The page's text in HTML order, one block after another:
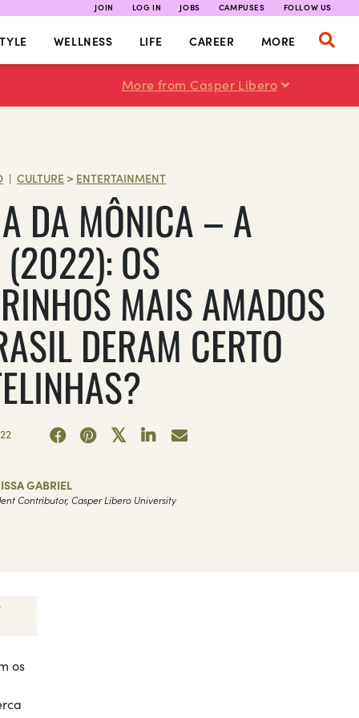
JOIN LOG IN JOBS CAMPUSES FOLLOW US
WELLNESS LIFE CAREER MORE
More from Casper Libero
| CULTURE > ENTERTAINMENT
DA MÔNICA – A
(2022): OS
MAIS AMADOS
DERAM CERTO
GABRIEL
Contributor, Casper Libero University
os